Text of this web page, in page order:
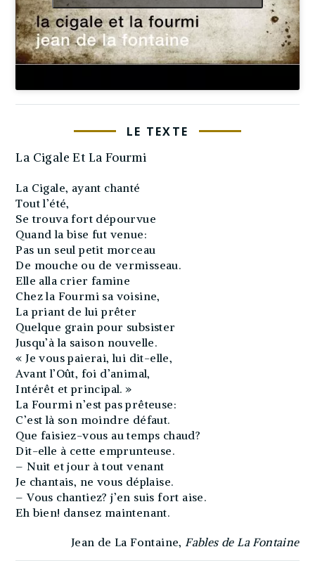
LE TEXTE
La Cigale Et La Fourmi
La Cigale, ayant chanté
Tout l’été,
Se trouva fort dépourvue
Quand la bise fut venue:
Pas un seul petit morceau
De mouche ou de vermisseau.
Elle alla crier famine
Chez la Fourmi sa voisine,
La priant de lui prêter
Quelque grain pour subsister
Jusqu’à la saison nouvelle.
« Je vous paierai, lui dit-elle,
Avant l’Oût, foi d’animal,
Intérêt et principal. »
La Fourmi n’est pas prêteuse:
C’est là son moindre défaut.
Que faisiez-vous au temps chaud?
Dit-elle à cette emprunteuse.
– Nuit et jour à tout venant
Je chantais, ne vous déplaise.
– Vous chantiez? j’en suis fort aise.
Eh bien! dansez maintenant.
Jean de La Fontaine, Fables de La Fontaine